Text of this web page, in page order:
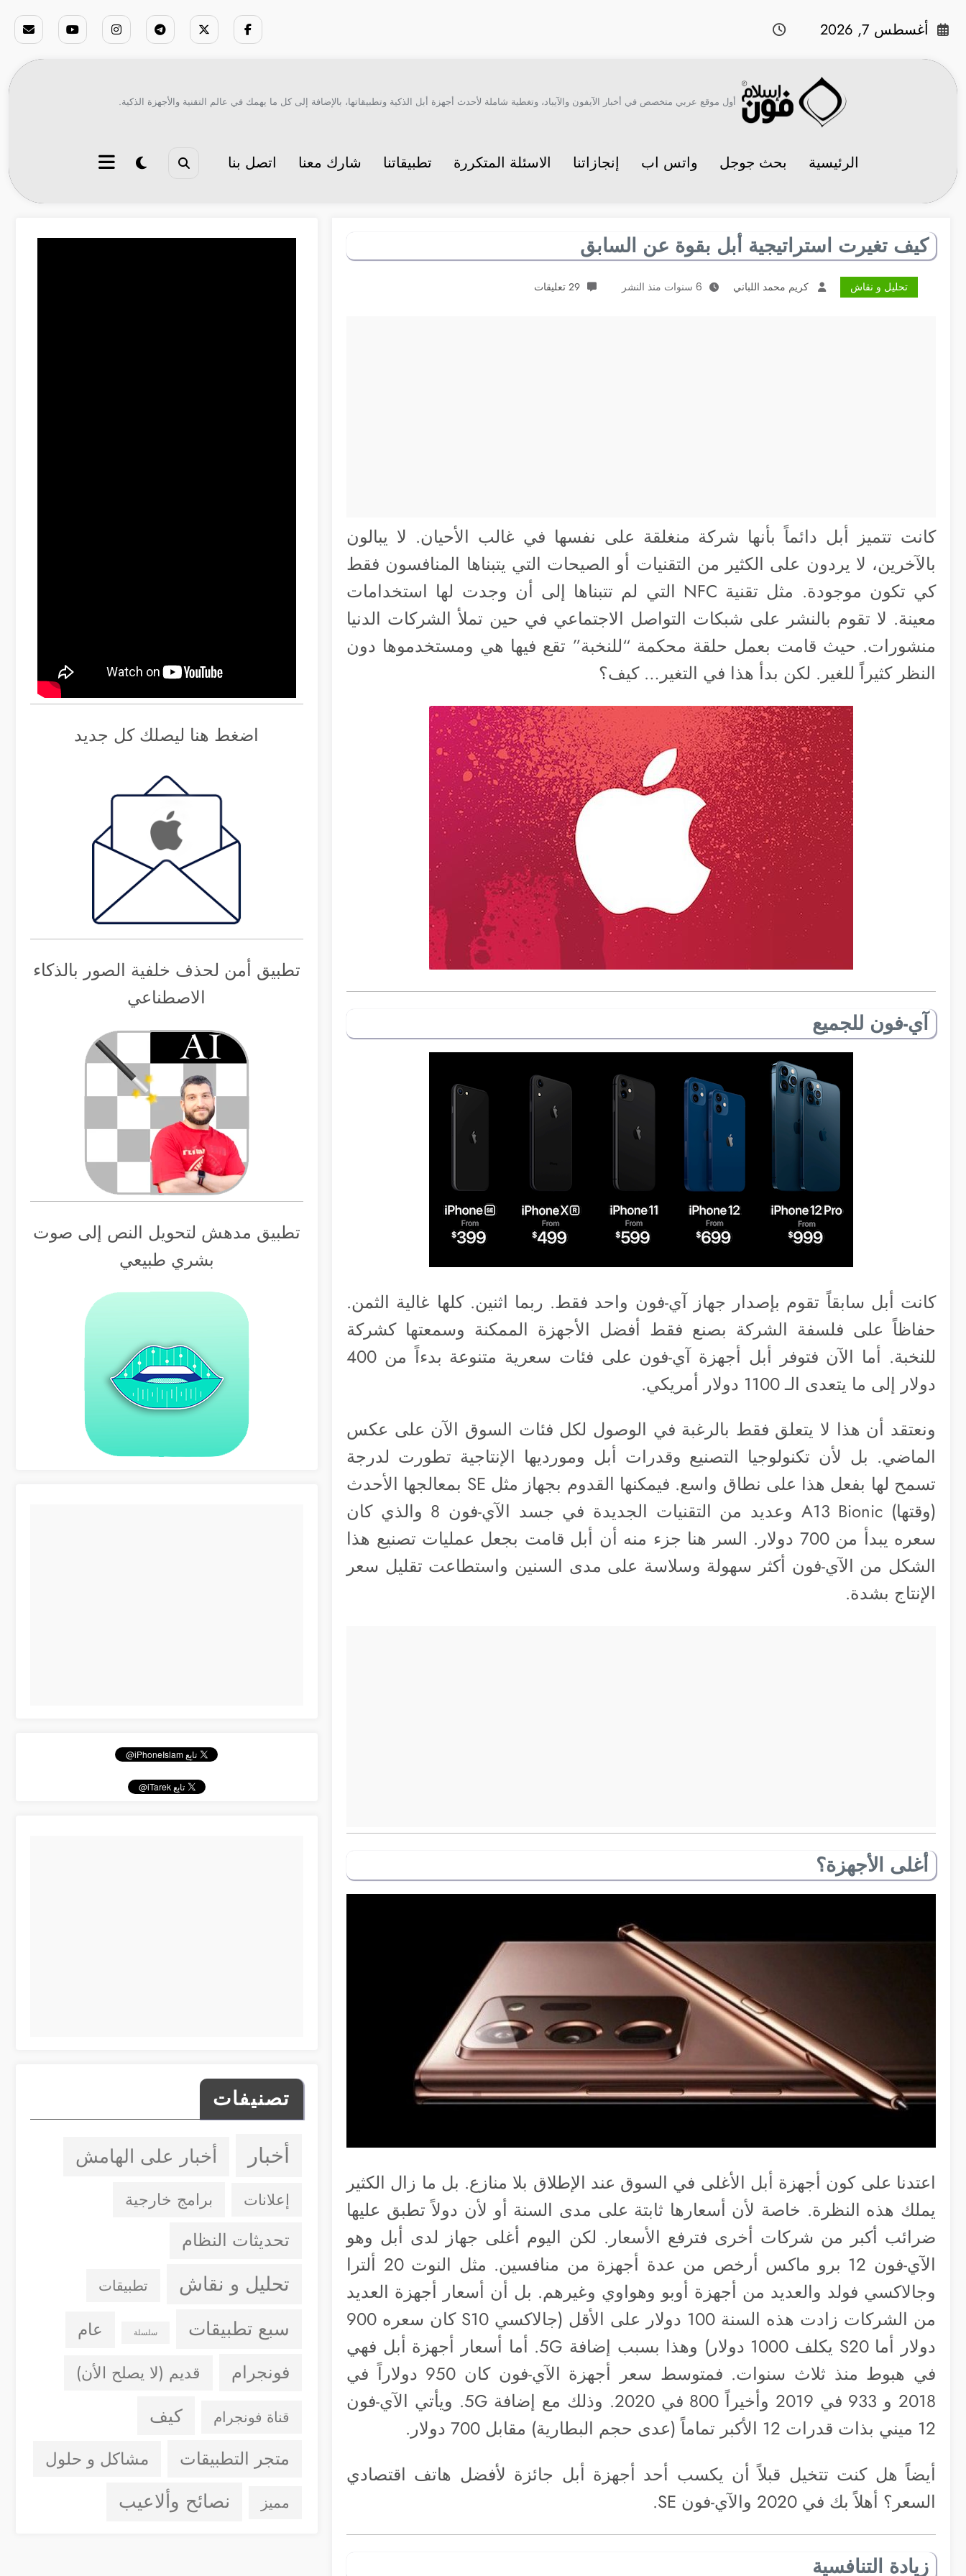
أغسطس 7, 2026
أول موقع عربي متخصص في أخبار الآيفون والآيباد، وتغطية شاملة لأحدث أجهزة أبل الذكية وتطبيقاتها، بالإضافة إلى كل ما يهمك في عالم التقنية والأجهزة الذكية.
الرئيسية بحث جوجل واتس اب إنجازاتنا الاسئلة المتكررة تطبيقاتنا شارك معنا اتصل بنا
كيف تغيرت استراتيجية أبل بقوة عن السابق
تحليل و نقاش كريم محمد اللباني 6 سنوات منذ النشر 29 تعليقات
كانت تتميز أبل دائماً بأنها شركة منغلقة على نفسها في غالب الأحيان. لا يبالون
بالآخرين، لا يردون على الكثير من التقنيات أو الصيحات التي يتبناها المنافسون فقط
كي تكون موجودة. مثل تقنية NFC التي لم تتبناها إلى أن وجدت لها استخدامات
معينة. لا تقوم بالنشر على شبكات التواصل الاجتماعي في حين تملأ الشركات الدنيا
منشورات. حيث قامت بعمل حلقة محكمة “للنخبة” تقع فيها هي ومستخدموها دون
النظر كثيراً للغير. لكن بدأ هذا في التغير… كيف؟
آي-فون للجميع
كانت أبل سابقاً تقوم بإصدار جهاز آي-فون واحد فقط. ربما اثنين. كلها غالية الثمن.
حفاظاً على فلسفة الشركة بصنع فقط أفضل الأجهزة الممكنة وسمعتها كشركة
للنخبة. أما الآن فتوفر أبل أجهزة آي-فون على فئات سعرية متنوعة بدءاً من 400
دولار إلى ما يتعدى الـ 1100 دولار أمريكي.
ونعتقد أن هذا لا يتعلق فقط بالرغبة في الوصول لكل فئات السوق الآن على عكس
الماضي. بل لأن تكنولوجيا التصنيع وقدرات أبل ومورديها الإنتاجية تطورت لدرجة
تسمح لها بفعل هذا على نطاق واسع. فيمكنها القدوم بجهاز مثل SE بمعالجها الأحدث
(وقتها) A13 Bionic وعديد من التقنيات الجديدة في جسد الآي-فون 8 والذي كان
سعره يبدأ من 700 دولار. السر هنا جزء منه أن أبل قامت بجعل عمليات تصنيع هذا
الشكل من الآي-فون أكثر سهولة وسلاسة على مدى السنين واستطاعت تقليل سعر
الإنتاج بشدة.
أغلى الأجهزة؟
اعتدنا على كون أجهزة أبل الأغلى في السوق عند الإطلاق بلا منازع. بل ما زال الكثير
يملك هذه النظرة. خاصة لأن أسعارها ثابتة على مدى السنة أو لأن دولاً تطبق عليها
ضرائب أكبر من شركات أخرى فترفع الأسعار. لكن اليوم أغلى جهاز لدى أبل وهو
الآي-فون 12 برو ماكس أرخص من عدة أجهزة من منافسين. مثل النوت 20 ألترا
وجالاكسي فولد والعديد من أجهزة أوبو وهواوي وغيرهم. بل أن أسعار أجهزة العديد
من الشركات زادت هذه السنة 100 دولار على الأقل (جالاكسي S10 كان سعره 900
دولار أما S20 يكلف 1000 دولار) وهذا بسبب إضافة 5G. أما أسعار أجهزة أبل فهي
في هبوط منذ ثلاث سنوات. فمتوسط سعر أجهزة الآي-فون كان 950 دولاراً في
2018 و 933 في 2019 وأخيراً 800 في 2020. وذلك مع إضافة 5G. ويأتي الآي-فون
12 ميني بذات قدرات 12 الأكبر تماماً (عدى حجم البطارية) مقابل 700 دولار.
أيضاً هل كنت تتخيل قبلاً أن يكسب أحد أجهزة أبل جائزة لأفضل هاتف اقتصادي
السعر؟ أهلاً بك في 2020 والآي-فون SE.
زيادة التنافسية
اضغط هنا ليصلك كل جديد
تطبيق أمن لحذف خلفية الصور بالذكاء
الاصطناعي
تطبيق مدهش لتحويل النص إلى صوت
بشري طبيعي
تصنيفات
أخبار أخبار على الهامش
إعلانات برامج خارجية
تحديثات النظام
تحليل و نقاش تطبيقات
سبع تطبيقات سلسلة عام
فونجرام قديم (لا يصلح الأن)
قناة فونجرام كيف
متجر التطبيقات مشاكل و حلول
مميز نصائح وألاعيب